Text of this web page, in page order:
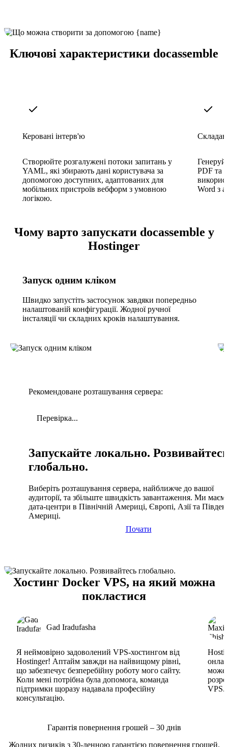
Ключові характеристики docassemble
Керовані інтерв'ю
Створюйте розгалужені потоки запитань у
YAML, які збирають дані користувача за
допомогою доступних, адаптованих для
мобільних пристроїв вебформ з умовною
логікою.
PDF та
Word з
Чому варто запускати docassemble у
Hostinger
Запуск одним кліком
Швидко запустіть застосунок завдяки попередньо
налаштованій конфігурації. Жодної ручної
інсталяції чи складних кроків налаштування.
Рекомендоване розташування сервера:
Перевірка...
Запускайте локально.
глобально.
Виберіть розташування сервера, найближче до вашої
аудиторії, та збільште швидкість завантаження. Ми
дата-центри в Північній Америці, Європі, Азії та
Америці.
Почати
Хостинг Docker VPS, на який можна
покластися
Gad Iradufasha
Я неймовірно задоволений VPS-хостингом від
Hostinger! Аптайм завжди на найвищому рівні,
що забезпечує безперебійну роботу мого сайту.
Коли мені потрібна була допомога, команда
підтримки щоразу надавала професійну
консультацію.
може
VPS.
Гарантія повернення грошей – 30 днів
Жодних ризиків з 30-денною гарантією повернення грошей.